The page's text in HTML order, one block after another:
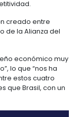
de toda
cual es el más
la nación que
un
carreteras,
a los 20.000